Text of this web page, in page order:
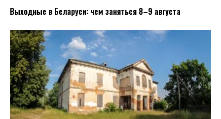
Выходные в Беларуси: чем заняться 8–9 августа